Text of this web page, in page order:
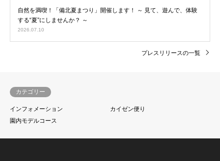
自然を満喫！「備北夏まつり」開催します！ ～ 見て、遊んで、体験
する“夏”にしませんか？ ～
2026.07.10
プレスリリースの一覧
カテゴリー
インフォメーション
カイゼン便り
園内モデルコース